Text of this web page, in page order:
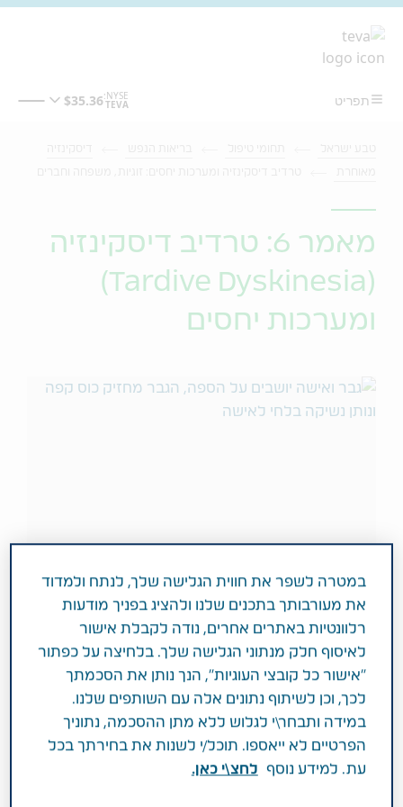
מאמר 6: טרדיב דיסקינזיה
(Tardive Dyskinesia)
ומערכות יחסים
יוני 29, 2026
תחומי טיפול הפרעות תנועה
במטרה לשפר את חווית הגלישה שלך, לנתח ולמדוד
את מעורבותך בתכנים שלנו ולהציג בפניך מודעות
רלוונטיות באתרים אחרים, נודה לקבלת אישור
לאיסוף חלק מנתוני הגלישה שלך. בלחיצה על כפתור
"אישור כל קובצי העוגיות", הנך נותן את הסכמתך
לכך, וכן לשיתוף נתונים אלה עם השותפים שלנו.
במידה ותבחר\י לגלוש ללא מתן ההסכמה, נתוניך
הפרטיים לא ייאספו. תוכל/י לשנות את בחירתך בכל
עת. למידע נוסף
לחצ\י כאן.